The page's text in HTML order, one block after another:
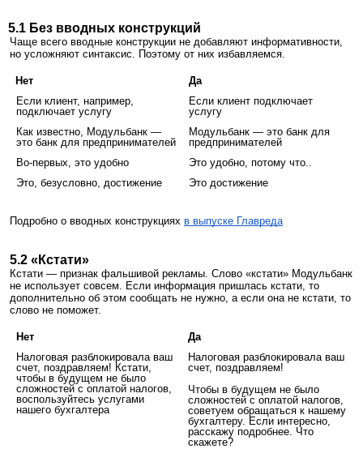
5.1 Без вводных конструкций
Чаще всего вводные конструкции не добавляют информативности,
но усложняют синтаксис. Поэтому от них избавляемся.
Нет
Да
Если клиент, например,
подключает услугу
Если клиент подключает
услугу
Как известно, Модульбанк —
это банк для предпринимателей
Модульбанк — это банк для
предпринимателей
Во-первых, это удобно
Это удобно, потому что..
Это, безусловно, достижение
Это достижение
Подробно о вводных конструкциях в выпуске Главреда
5.2 «Кстати»
Кстати — признак фальшивой рекламы. Слово «кстати» Модульбанк
не использует совсем. Если информация пришлась кстати, то
дополнительно об этом сообщать не нужно, а если она не кстати, то
слово не поможет.
Нет
Да
Налоговая разблокировала ваш
счет, поздравляем! Кстати,
чтобы в будущем не было
сложностей с оплатой налогов,
воспользуйтесь услугами
нашего бухгалтера
Налоговая разблокировала ваш
счет, поздравляем!
Чтобы в будущем не было
сложностей с оплатой налогов,
советуем обращаться к нашему
бухгалтеру. Если интересно,
расскажу подробнее. Что
скажете?